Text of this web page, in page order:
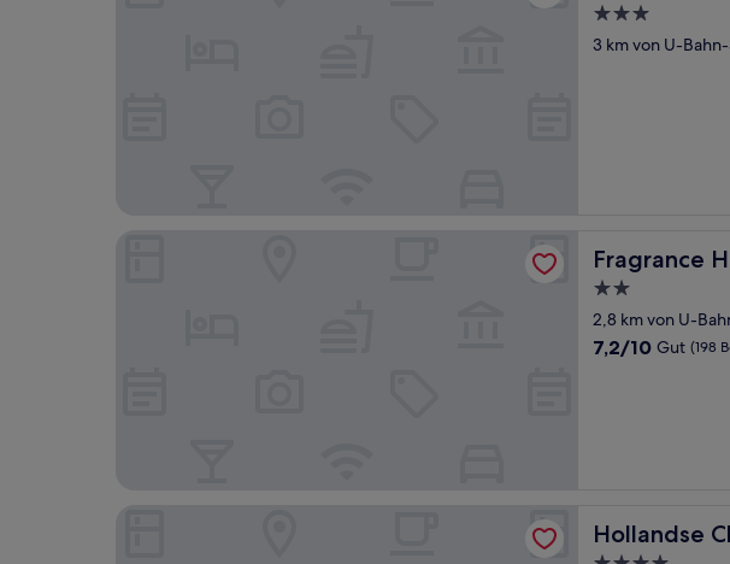
3.0-
Sterne-
3 km von U-
Fragrance
Fragrance
2.0-
Sterne-
Unterkunft
2,8 km von U-
7.2
7,2/10 Gut (198
Hollandse
Hollandse